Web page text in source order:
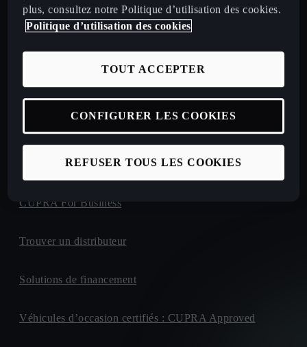
Configurez votre CUPRA
Véhicules neufs disponibles en stock
Nos offres LLD Business
CUPRA For Business
Trouver un distributeur
Solutions de financement
Véhicules d’occasion certifiés : CUPRA Approved
plus, consultez notre Politique d’utilisation des cookies.
Politique d’utilisation des cookies
REFUSER TOUS LES COOKIES
TOUT ACCEPTER
CONFIGURER LES COOKIES